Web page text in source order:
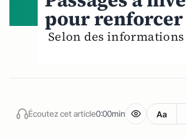
pour
Selon des
Écoutez cet article0:00min Aa